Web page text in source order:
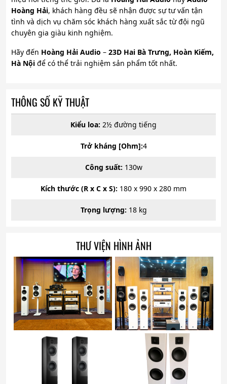
Hoàng Hải, khách hàng đều sẽ nhận được sự tư vấn tận
tình và dịch vụ chăm sóc khách hàng xuất sắc từ đội ngũ
chuyên gia giàu kinh nghiệm.
Hãy đến Hoàng Hải Audio – 23D Hai Bà Trưng, Hoàn Kiếm,
Hà Nội để có thể trải nghiệm sản phẩm tốt nhất.
THÔNG SỐ KỸ THUẬT
Kiểu loa: 2½ đường tiếng
Trở kháng [Ohm]:4
Công suất: 130w
Kích thước (R x C x S): 180 x 990 x 280 mm
Trọng lượng: 18 kg
THƯ VIỆN HÌNH ẢNH